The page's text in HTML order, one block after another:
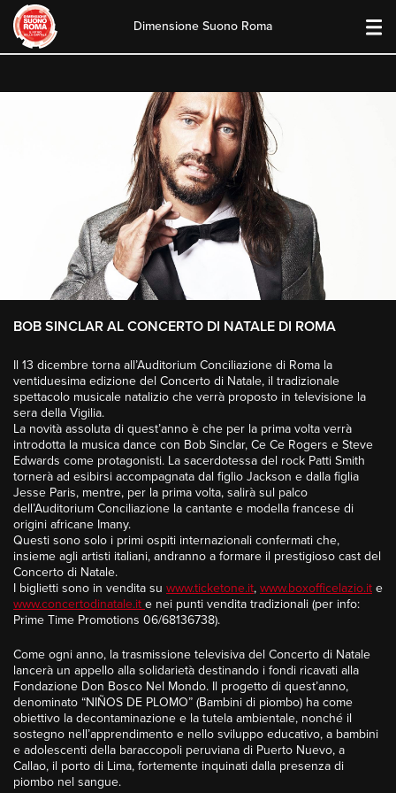
content
Dimensione Suono Roma
BOB SINCLAR AL CONCERTO DI NATALE DI ROMA
Il 13 dicembre torna all’Auditorium Conciliazione di Roma la
ventiduesima edizione del Concerto di Natale, il tradizionale
spettacolo musicale natalizio che verrà proposto in televisione la
sera della Vigilia.
La novità assoluta di quest’anno è che per la prima volta verrà
introdotta la musica dance con Bob Sinclar, Ce Ce Rogers e Steve
Edwards come protagonisti. La sacerdotessa del rock Patti Smith
tornerà ad esibirsi accompagnata dal figlio Jackson e dalla figlia
Jesse Paris, mentre, per la prima volta, salirà sul palco
dell’Auditorium Conciliazione la cantante e modella francese di
origini africane Imany.
Questi sono solo i primi ospiti internazionali confermati che,
insieme agli artisti italiani, andranno a formare il prestigioso cast del
Concerto di Natale.
I biglietti sono in vendita su www.ticketone.it, www.boxofficelazio.it e
www.concertodinatale.it e nei punti vendita tradizionali (per info:
Prime Time Promotions 06/68136738).
Come ogni anno, la trasmissione televisiva del Concerto di Natale
lancerà un appello alla solidarietà destinando i fondi ricavati alla
Fondazione Don Bosco Nel Mondo. Il progetto di quest’anno,
denominato “NIÑOS DE PLOMO” (Bambini di piombo) ha come
obiettivo la decontaminazione e la tutela ambientale, nonché il
sostegno nell’apprendimento e nello sviluppo educativo, a bambini
e adolescenti della baraccopoli peruviana di Puerto Nuevo, a
Callao, il porto di Lima, fortemente inquinati dalla presenza di
piombo nel sangue.